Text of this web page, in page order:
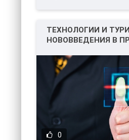
ТЕХНОЛОГИИ И
НОВОВВЕДЕНИЯ В
0